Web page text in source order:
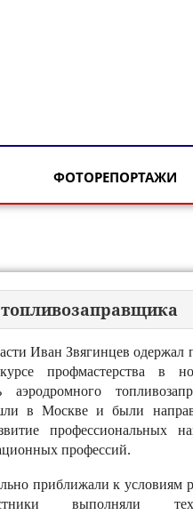
ФОТОРЕПОРТАЖИ
Иван Звягинцев одержал
профмастерства в
в Москве и были
профессиональных
профессий.
приближали к условиям
выполняли